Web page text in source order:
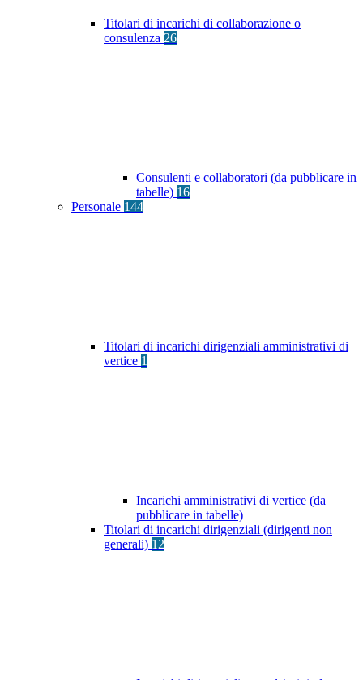
Titolari di incarichi di collaborazione o
consulenza 26
Consulenti e collaboratori (da pubblicare in
tabelle) 16
Personale 144
Titolari di incarichi dirigenziali amministrativi di
vertice 1
Incarichi amministrativi di vertice (da
pubblicare in tabelle)
Titolari di incarichi dirigenziali (dirigenti non
generali) 12